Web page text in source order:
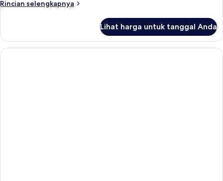
Rincian selengkapnya
Rincian
Kamar
Lihat harga untuk tanggal Anda